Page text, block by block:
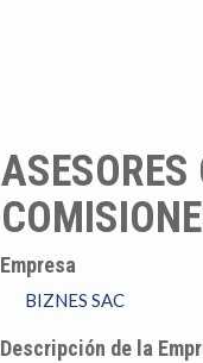
Empresa
BIZNES SAC
Descripción de la